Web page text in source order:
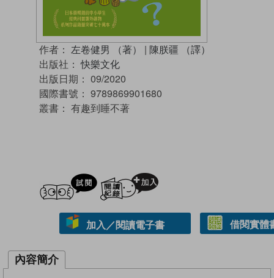
作者： 左卷健男 （著） | 陳朕疆 （譯）
出版社： 快樂文化
出版日期： 09/2020
國際書號： 9789869901680
叢書： 有趣到睡不著
試閲
加入／閱讀電子書 借閱實體
內容簡介